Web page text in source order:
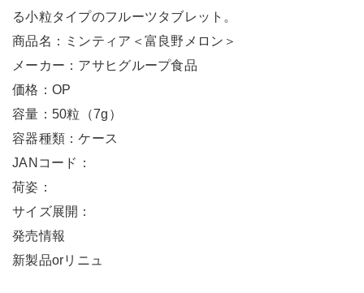
る小粒タイプのフルーツタブレット。
商品名：ミンティア＜富良野メロン＞
メーカー：アサヒグループ食品
価格：OP
容量：50粒（7g）
容器種類：ケース
JANコード：
荷姿：
サイズ展開：
発売情報
新製品orリニュ